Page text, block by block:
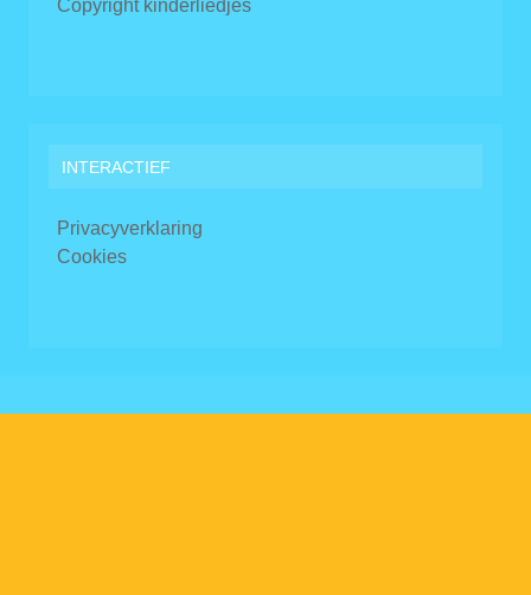
Copyright kinderliedjes
INTERACTIEF
Privacyverklaring
Cookies